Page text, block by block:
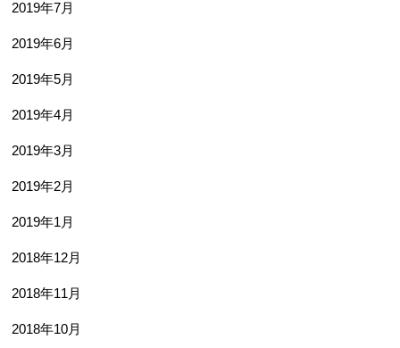
2019年7月
2019年6月
2019年5月
2019年4月
2019年3月
2019年2月
2019年1月
2018年12月
2018年11月
2018年10月